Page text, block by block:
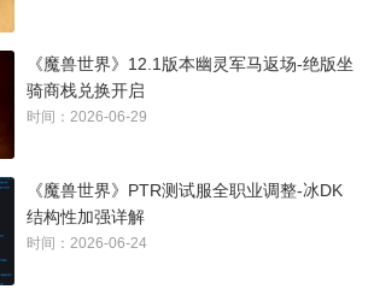
跟大领主对话，他会问你是否准备好了，5
剧情发展，直到完成任务。
《魔兽世界》12.1版本幽灵军马返场-绝版坐
骑商栈兑换开启
时间：2026-06-29
《魔兽世界》PTR测试服全职业调整-冰DK
结构性加强详解
时间：2026-06-24